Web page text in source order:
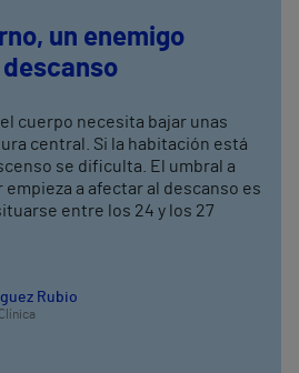
un enemigo
cuerpo necesita bajar unas
central. Si la habitación está
se dificulta. El umbral a
a afectar al descanso es
entre los 24 y los 27
Rubio